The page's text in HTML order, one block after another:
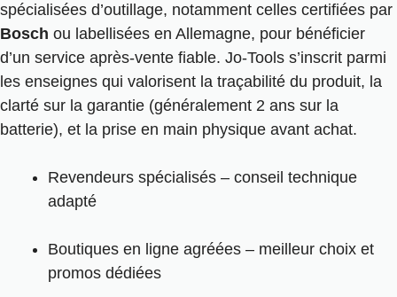
spécialisées d’outillage, notamment celles certifiées par
Bosch ou labellisées en Allemagne, pour bénéficier
d’un service après-vente fiable. Jo-Tools s’inscrit parmi
les enseignes qui valorisent la traçabilité du produit, la
clarté sur la garantie (généralement 2 ans sur la
batterie), et la prise en main physique avant achat.
Revendeurs spécialisés – conseil technique
adapté
Boutiques en ligne agréées – meilleur choix et
promos dédiées